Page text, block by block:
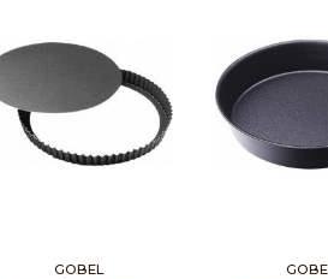
GOBEL